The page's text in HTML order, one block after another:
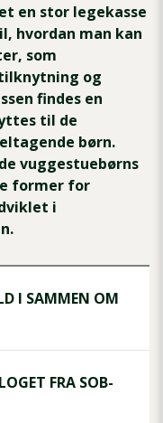
en stor legekasse
hvordan man kan
som
og
findes en
til de
børn.
vuggestuebørns
former for
i
I SAMMEN OM
FRA SOB-